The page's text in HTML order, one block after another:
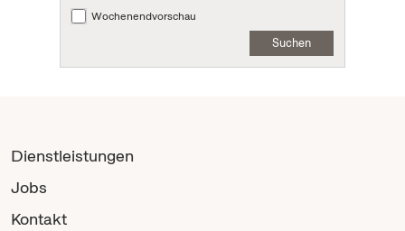
Wochenendvorschau
Suchen
Dienstleistungen
Jobs
Kontakt